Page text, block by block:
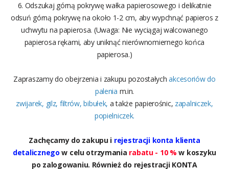
6. Odszukaj górną pokrywę wałka papierosowego i delikatnie
odsuń górną pokrywę na około 1-2 cm, aby wypchnąć papieros z
uchwytu na papierosa. (Uwaga: Nie wyciągaj walcowanego
papierosa rękami, aby uniknąć nierównomiernego końca
papierosa.)
Zapraszamy do obejrzenia i zakupu pozostałychakcesoriów do
palenia m.in.
zwijarek, gilz, filtrów,bibułek, a także papierośnic, zapalniczek,
popielniczek.
Zachęcamy do zakupu i rejestracji konta klienta
detalicznego w celu otrzymania rabatu - 10 % w koszyku
po zalogowaniu. Również do rejestracji KONTA